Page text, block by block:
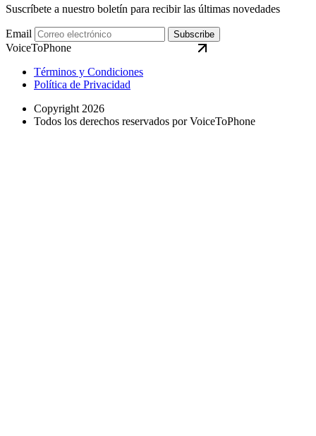
Suscríbete a nuestro boletín para recibir las últimas novedades
Email Subscribe
VoiceToPhone
Términos y Condiciones
Política de Privacidad
Copyright 2026
Todos los derechos reservados por VoiceToPhone